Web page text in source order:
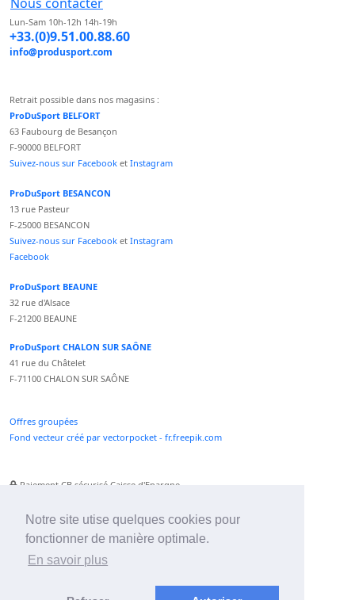
Notre site utise quelques cookies pour
fonctionner de manière optimale.
En savoir plus
Lun-Sam 10h-12h 14h-19h
+33.(0)9.51.00.88.60
info@produsport.com
Retrait possible dans nos magasins :
ProDuSport BELFORT
63 Faubourg de Besançon
F-90000 BELFORT
Suivez-nous sur Facebook et Instagram
ProDuSport BESANCON
13 rue Pasteur
F-25000 BESANCON
Suivez-nous sur Facebook et Instagram
Facebook
ProDuSport BEAUNE
32 rue d'Alsace
F-21200 BEAUNE
ProDuSport CHALON SUR SAÔNE
41 rue du Châtelet
F-71100 CHALON SUR SAÔNE
Offres groupées
Fond vecteur créé par vectorpocket - fr.freepik.com
Paiement CB sécurisé Caisse d'Epargne
Paiement Paypal accepté